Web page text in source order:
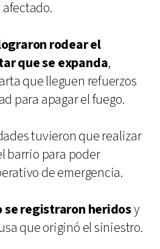
rodear el
que se expanda,
que lleguen refuerzos
para apagar el fuego.
tuvieron que realizar
barrio para poder
de emergencia.
se registraron heridosy
que originó el siniestro.